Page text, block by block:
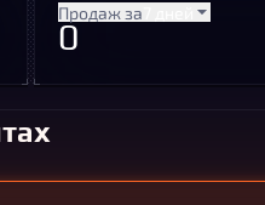
Продаж за
0